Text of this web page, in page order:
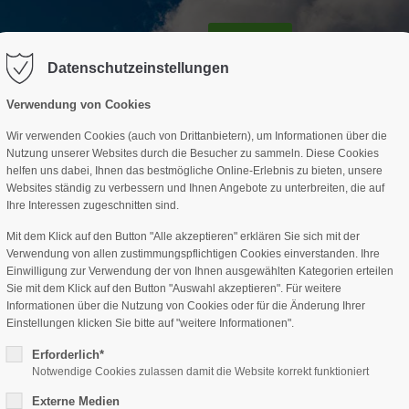
"offcanvas-col2" existiert leider
Der Eintrag "offcanvas-col3"
nicht.
Datenschutzeinstellungen
Verwendung von Cookies
Wir verwenden Cookies (auch von Drittanbietern), um Informationen über die
Nutzung unserer Websites durch die Besucher zu sammeln. Diese Cookies
helfen uns dabei, Ihnen das bestmögliche Online-Erlebnis zu bieten, unsere
Websites ständig zu verbessern und Ihnen Angebote zu unterbreiten, die auf
Ihre Interessen zugeschnitten sind.
Mit dem Klick auf den Button "Alle akzeptieren" erklären Sie sich mit der
Verwendung von allen zustimmungspflichtigen Cookies einverstanden. Ihre
Einwilligung zur Verwendung der von Ihnen ausgewählten Kategorien erteilen
Sie mit dem Klick auf den Button "Auswahl akzeptieren". Für weitere
Informationen über die Nutzung von Cookies oder für die Änderung Ihrer
Einstellungen klicken Sie bitte auf "weitere Informationen".
Erforderlich*
Notwendige Cookies zulassen damit die Website korrekt funktioniert
Externe Medien